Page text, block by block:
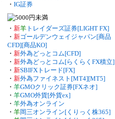
・ IG証券
・ 新羊 トレイダーズ証券[LIGHT FX]
・ 新ゴールデンウェイジャパン[商品
CFD][商品KO]
・ 新外為どっとコム[CFD]
・ 新外為どっとコム[らくらくFX積立]
・ 新SBIFXトレード[FX]
・ 新外為ファイネスト[MT4][MT5]
・ 羊GMOクリック証券[FXネオ]
・ 羊GMO外貨[外貨ex]
・ 羊外為オンライン
・ 羊岡三オンライン[くりっく株365]